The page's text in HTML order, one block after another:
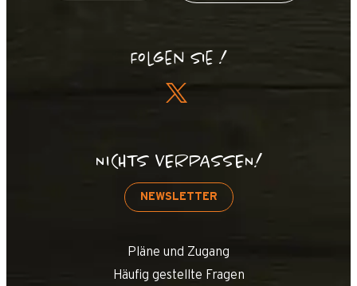
Folgen Sie !
NICHTS VERPASSEN!
NEWSLETTER
Pläne und Zugang
Häufig gestellte Fragen